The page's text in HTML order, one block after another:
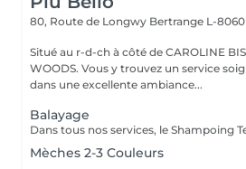
80, Route de Longwy Bertrange L-8060
Situé au r-d-ch à côté de CAROLINE BISS et vis-â-vis de RIVER
WOODS. Vous y trouvez un service soigné et professionnel
dans une excellente ambiance...
Balayage
Mèches 2-3 Couleurs